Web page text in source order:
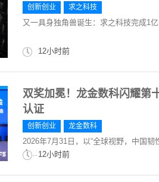
创新创业 求之科技
又一具身独角兽诞生：求之科技完成1
12小时前
双奖加冕！龙金数科闪耀第
认证
创新创业 龙金数科
2026年7月31日，以“全球视野，中国
会... 12小时前